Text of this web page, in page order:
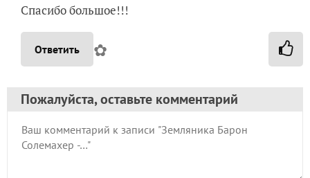
Спасибо большое!!!
Ответить ✿
Пожалуйста, оставьте комментарий